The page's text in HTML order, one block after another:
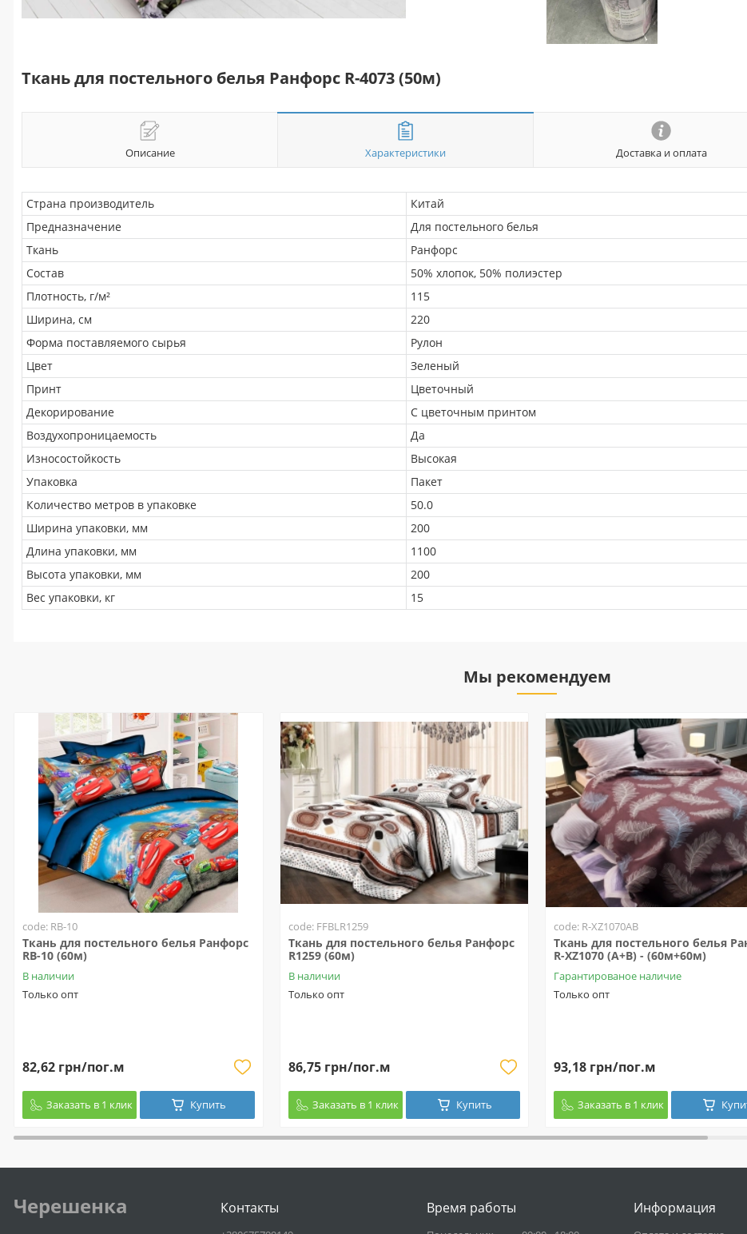
Ткань для постельного белья Ранфорс R-4073 (50м)
Описание Характеристики Доставка и оплата
Страна производитель
Китай
Предназначение
Для постельного белья
Ткань
Ранфорс
Состав
50% хлопок, 50% полиэстер
Плотность, г/м²
115
Ширина, см
220
Форма поставляемого сырья
Рулон
Цвет
Зеленый
Принт
Цветочный
Декорирование
С цветочным принтом
Воздухопроницаемость
Да
Износостойкость
Высокая
Упаковка
Пакет
Количество метров в упаковке
50.0
Ширина упаковки, мм
200
Длина упаковки, мм
1100
Высота упаковки, мм
200
Вес упаковки, кг
15
Мы рекомендуем
code: RB-10
Ткань для постельного белья Ранфорс
RB-10 (60м)
В наличии
Только опт
82,62 грн/пог.м
Заказать в 1 клик Купить
code: FFBLR1259
Ткань для постельного белья Ранфорс
R1259 (60м)
В наличии
Только опт
86,75 грн/пог.м
Заказать в 1 клик Купить
code: R-XZ1070AB
Ткань для постельного белья
R-XZ1070 (A+B) - (60м+60м)
Гарантированое наличие
Только опт
93,18 грн/пог.м
Заказать в 1 клик
Черешенка Контакты Время работы Информация